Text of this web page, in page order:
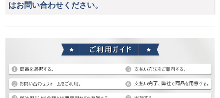
はお問い合わせください。